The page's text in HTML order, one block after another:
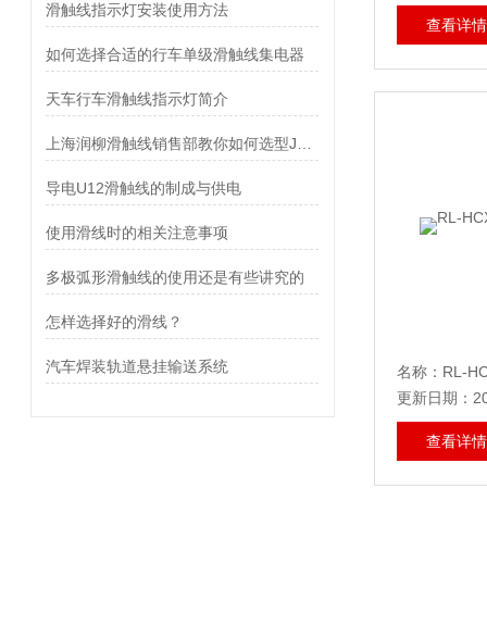
滑触线指示灯安装使用方法
如何选择合适的行车单级滑触线集电器
天车行车滑触线指示灯简介
导电U12滑触线的制成与供电
使用滑线时的相关注意事项
多极弧形滑触线的使用还是有些讲究的
怎样选择好的滑线？
汽车焊装轨道悬挂输送系统
查看详情
名称：RL-
更新日期：
查看详情